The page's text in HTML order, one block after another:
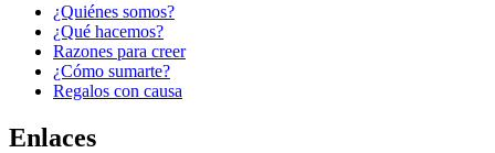
¿Quiénes somos?
¿Qué hacemos?
Razones para creer
¿Cómo sumarte?
Regalos con causa
Enlaces